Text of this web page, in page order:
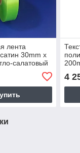
лента
30mm x
салатовый
4